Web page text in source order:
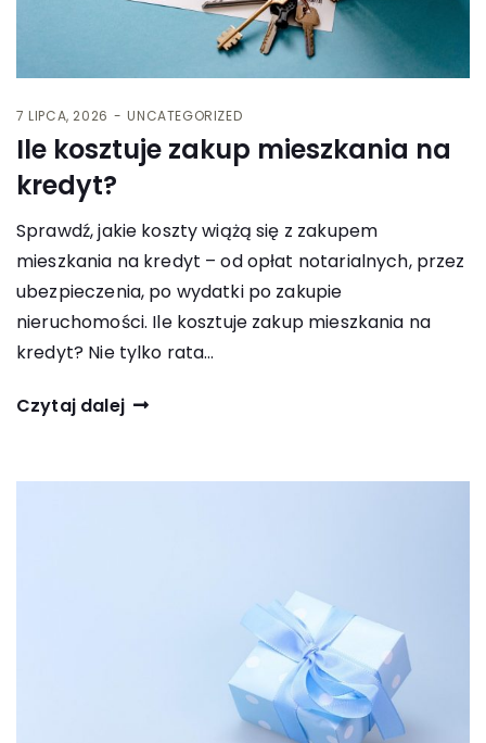
7 LIPCA, 2026 UNCATEGORIZED
Ile kosztuje zakup mieszkania na
kredyt?
Sprawdź, jakie koszty wiążą się z zakupem
mieszkania na kredyt – od opłat notarialnych, przez
ubezpieczenia, po wydatki po zakupie
nieruchomości. Ile kosztuje zakup mieszkania na
kredyt? Nie tylko rata…
Czytaj dalej